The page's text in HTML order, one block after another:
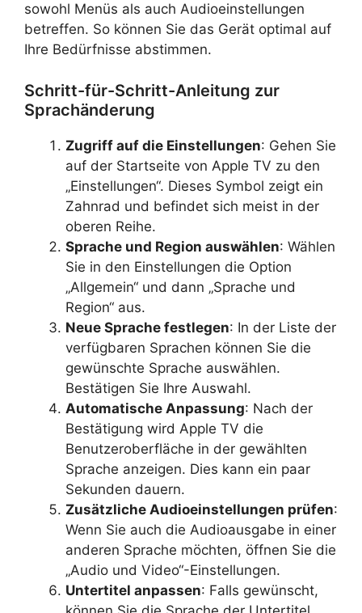
sowohl Menüs als auch Audioeinstellungen
betreffen. So können Sie das Gerät optimal auf
Ihre Bedürfnisse abstimmen.
Schritt-für-Schritt-Anleitung zur
Sprachänderung
Zugriff auf die Einstellungen: Gehen Sie
auf der Startseite von Apple TV zu den
„Einstellungen“. Dieses Symbol zeigt ein
Zahnrad und befindet sich meist in der
oberen Reihe.
Sprache und Region auswählen: Wählen
Sie in den Einstellungen die Option
„Allgemein“ und dann „Sprache und
Region“ aus.
Neue Sprache festlegen: In der Liste der
verfügbaren Sprachen können Sie die
gewünschte Sprache auswählen.
Bestätigen Sie Ihre Auswahl.
Automatische Anpassung: Nach der
Bestätigung wird Apple TV die
Benutzeroberfläche in der gewählten
Sprache anzeigen. Dies kann ein paar
Sekunden dauern.
Zusätzliche Audioeinstellungen prüfen:
Wenn Sie auch die Audioausgabe in einer
anderen Sprache möchten, öffnen Sie die
„Audio und Video“-Einstellungen.
Untertitel anpassen: Falls gewünscht,